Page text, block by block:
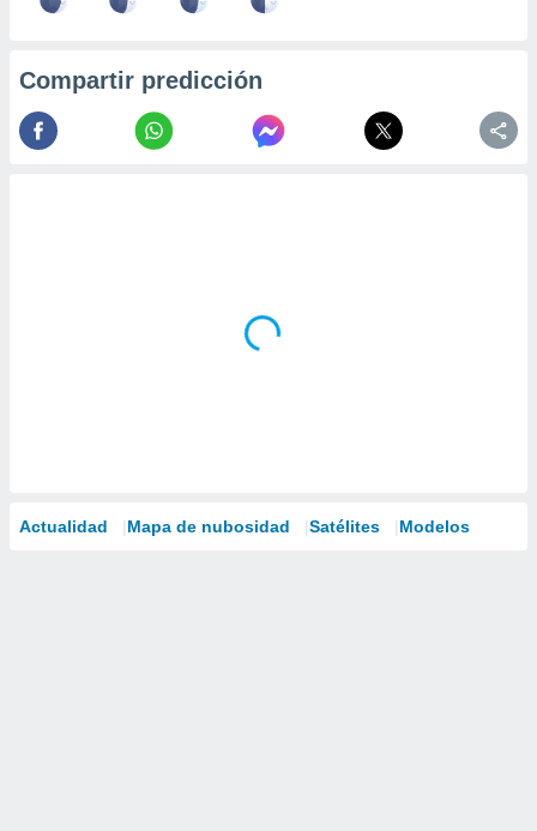
Compartir predicción
Actualidad Mapa de nubosidad Satélites Modelos